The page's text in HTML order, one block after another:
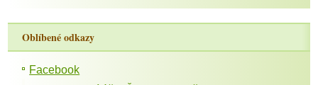
Oblíbené odkazy
Facebook